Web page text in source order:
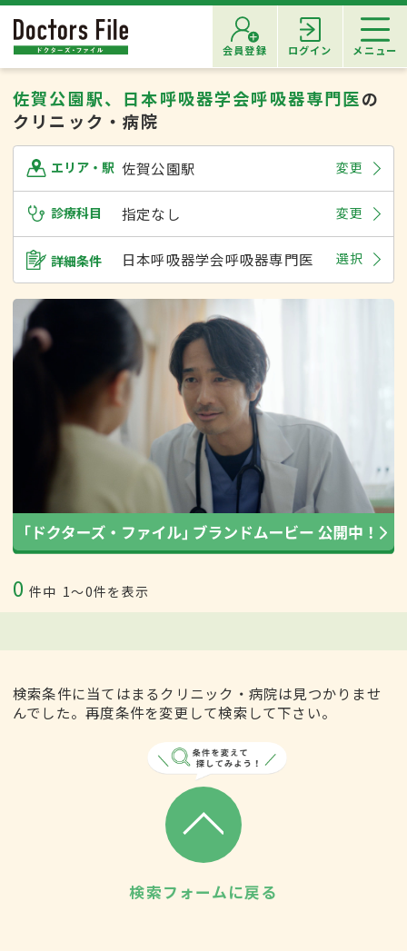
会員登録 ログイン メニュー
佐賀公園駅、日本呼吸器学会呼吸器専門医の
クリニック・病院
エリア・駅 佐賀公園駅 変更
診療科目 指定なし 変更
詳細条件 日本呼吸器学会呼吸器専門医 選択
0 件中 1〜0件を表示
検索条件に当てはまるクリニック・病院は見つかりませ
んでした。再度条件を変更して検索して下さい。
検索フォームに戻る